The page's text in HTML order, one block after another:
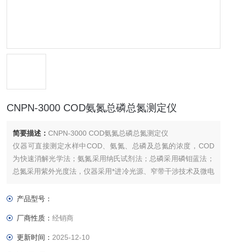
CNPN-3000 COD氨氮总磷总氮测定仪
简要描述：CNPN-3000 COD氨氮总磷总氮测定仪
仪器可直接测定水样中COD、氨氮、总磷及总氮的浓度，COD
为快速消解光学法；氨氮采用纳氏试剂法；总磷采用磷钼蓝法；
总氮采用紫外光度法，仪器采用*进冷光源、窄带干涉技术及微电
产品型号：
厂商性质：经销商
更新时间： 2025-12-10